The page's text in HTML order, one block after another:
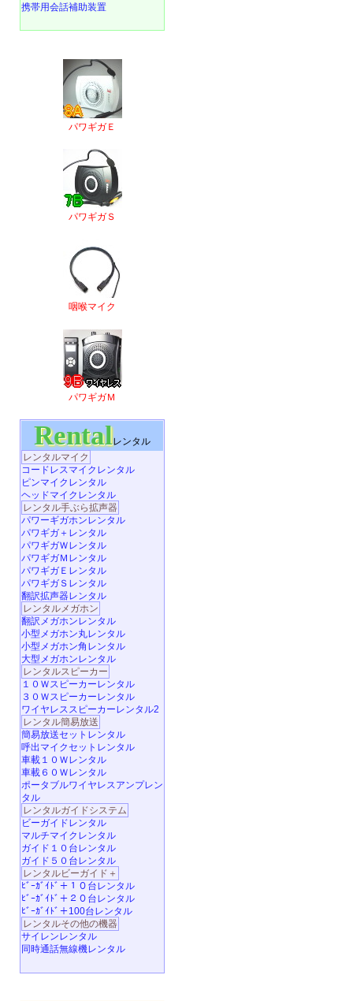
携帯用会話補助装置
パワギガＥ
パワギガＳ
咽喉マイク
パワギガＭ
Rentalレンタル
レンタルマイク
コードレスマイクレンタル
ピンマイクレンタル
ヘッドマイクレンタル
レンタル手ぶら拡声器
パワーギガホンレンタル
パワギガ＋レンタル
パワギガＷレンタル
パワギガＭレンタル
パワギガＥレンタル
パワギガＳレンタル
翻訳拡声器レンタル
レンタルメガホン
翻訳メガホンレンタル
小型メガホン丸レンタル
小型メガホン角レンタル
大型メガホンレンタル
レンタルスピーカー
１０Ｗスピーカーレンタル
３０Ｗスピーカーレンタル
ワイヤレススピーカーレンタル2
レンタル簡易放送
簡易放送セットレンタル
呼出マイクセットレンタル
車載１０Ｗレンタル
車載６０Ｗレンタル
ポータブルワイヤレスアンプレン
タル
レンタルガイドシステム
ビーガイドレンタル
マルチマイクレンタル
ガイド１０台レンタル
ガイド５０台レンタル
レンタルビーガイド＋
ﾋﾞｰｶﾞｲﾄﾞ＋１０台レンタル
ﾋﾞｰｶﾞｲﾄﾞ＋２０台レンタル
ﾋﾞｰｶﾞｲﾄﾞ＋100台レンタル
レンタルその他の機器
サイレンレンタル
同時通話無線機レンタル